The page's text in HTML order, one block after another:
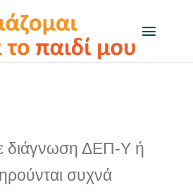
Toggle
διάγνωση ΔΕΠ-Υ ή
συχνά